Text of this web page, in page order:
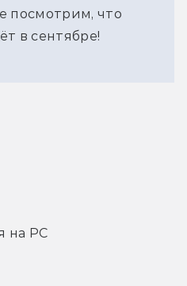
посмотрим, что
в сентябре!
на PC